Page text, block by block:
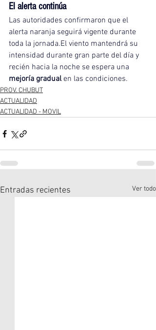
El alerta continúa
Las autoridades confirmaron que el
alerta naranja seguirá vigente durante
toda la jornada.El viento mantendrá su
intensidad durante gran parte del día y
recién hacia la noche se espera una
mejoría gradual en las condiciones.
PROV. CHUBUT
ACTUALIDAD
ACTUALIDAD - MOVIL
Entradas recientes Ver todo